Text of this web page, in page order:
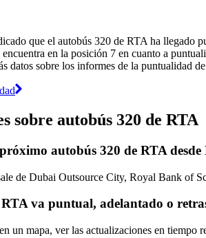
que el autobús 320 de RTA ha llegado
en la posición 7 en cuanto a
datos sobre los informes de la puntualidad
sobre autobús 320 de RTA
autobús 320 de RTA
de Dubai Outsource City, Royal Bank of
va puntual, adelantado o
un mapa, ver las actualizaciones en